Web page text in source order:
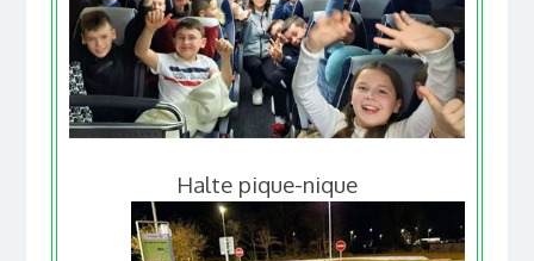
Halte pique-nique